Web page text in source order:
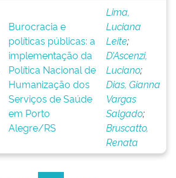
Burocracia e
políticas públicas: a
implementação da
Política Nacional de
Humanização dos
Serviços de Saúde
em Porto
Alegre/RS
Lima,
Luciana
Leite;
D’Ascenzi,
Luciano;
Dias, Gianna
Vargas
Salgado;
Bruscatto,
Renata